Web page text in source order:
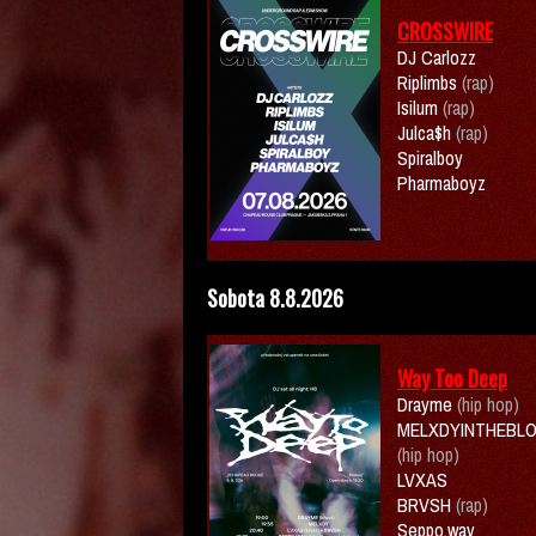
CROSSWIRE
DJ Carlozz
Riplimbs (rap)
Isilum(rap)
Julca$h(rap)
Spiralboy
Pharmaboyz
Sobota 8.8.2026
Way Too Deep
Drayme(hip hop)
(hip hop)
LVXAS
BRVSH(rap)
Seppo.wav